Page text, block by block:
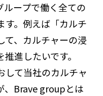
ープで働く全ての
す。例えば「カルチ
、カルチャーの浸
進したいです。
して当社のカルチャ
、Brave groupとは